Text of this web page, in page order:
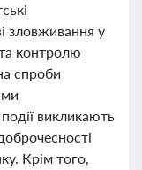
зловживання у
контролю
спроби
викликають
Крім того,